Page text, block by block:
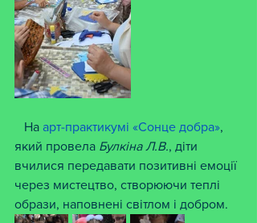
   На
арт-практикумі «Сонце добра»,
який провела Булкіна Л.В., діти
вчилися передавати позитивні емоції
через мистецтво, створюючи теплі
образи, наповнені світлом і добром.